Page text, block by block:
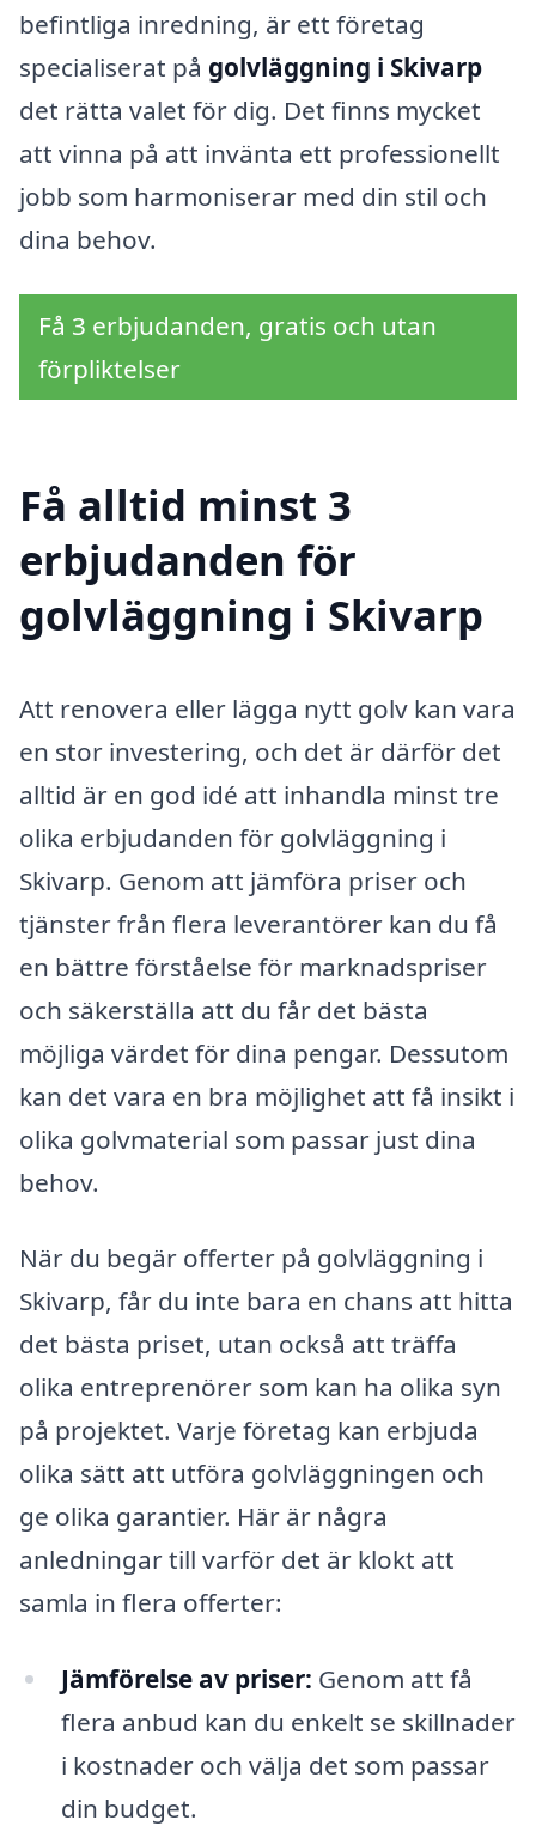
befintliga inredning, är ett företag
specialiserat på golvläggning i Skivarp
det rätta valet för dig. Det finns mycket
att vinna på att invänta ett professionellt
jobb som harmoniserar med din stil och
dina behov.
Få 3 erbjudanden, gratis och utan
förpliktelser
Få alltid minst 3
erbjudanden för
golvläggning i Skivarp
Att renovera eller lägga nytt golv kan vara
en stor investering, och det är därför det
alltid är en god idé att inhandla minst tre
olika erbjudanden för golvläggning i
Skivarp. Genom att jämföra priser och
tjänster från flera leverantörer kan du få
en bättre förståelse för marknadspriser
och säkerställa att du får det bästa
möjliga värdet för dina pengar. Dessutom
kan det vara en bra möjlighet att få insikt i
olika golvmaterial som passar just dina
behov.
När du begär offerter på golvläggning i
Skivarp, får du inte bara en chans att hitta
det bästa priset, utan också att träffa
olika entreprenörer som kan ha olika syn
på projektet. Varje företag kan erbjuda
olika sätt att utföra golvläggningen och
ge olika garantier. Här är några
anledningar till varför det är klokt att
samla in flera offerter:
Jämförelse av priser: Genom att få
flera anbud kan du enkelt se skillnader
i kostnader och välja det som passar
din budget.